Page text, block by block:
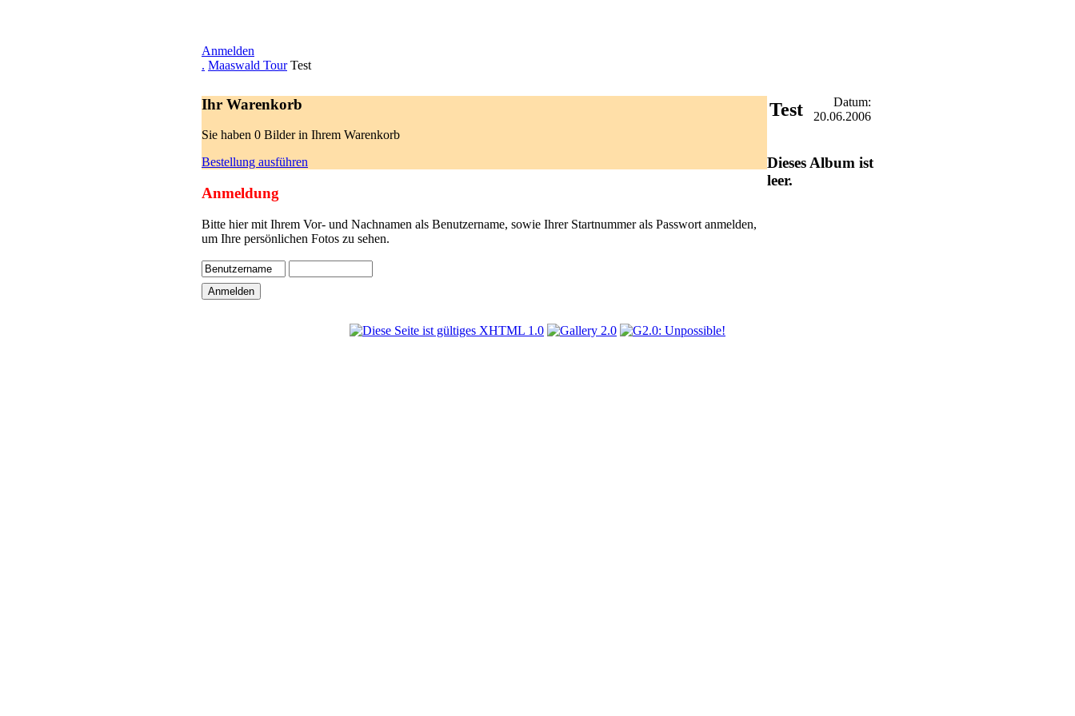
Anmelden
. Maaswald Tour Test
Ihr Warenkorb
Sie haben 0 Bilder in Ihrem Warenkorb
Bestellung ausführen
Anmeldung
Bitte hier mit Ihrem Vor- und Nachnamen als Benutzername, sowie Ihrer Startnummer als Passwort anmelden,
um Ihre persönlichen Fotos zu sehen.
Test
Datum:
20.06.2006
Dieses Album ist
leer.